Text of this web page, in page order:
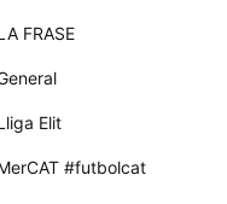
FRASE
Elit
#futbolcat